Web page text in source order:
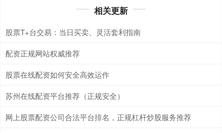
相关更新
股票T+台交易：当日买卖、灵活套利指南
配资正规网站权威推荐
股票在线配资如何安全高效运作
苏州在线配资平台推荐（正规安全）
网上股票配资公司合法平台排名，正规杠杆炒股服务推荐